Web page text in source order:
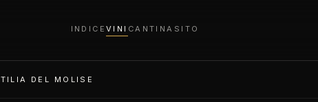
INDICEVINI CANTINA SITO
DEL MOLISE